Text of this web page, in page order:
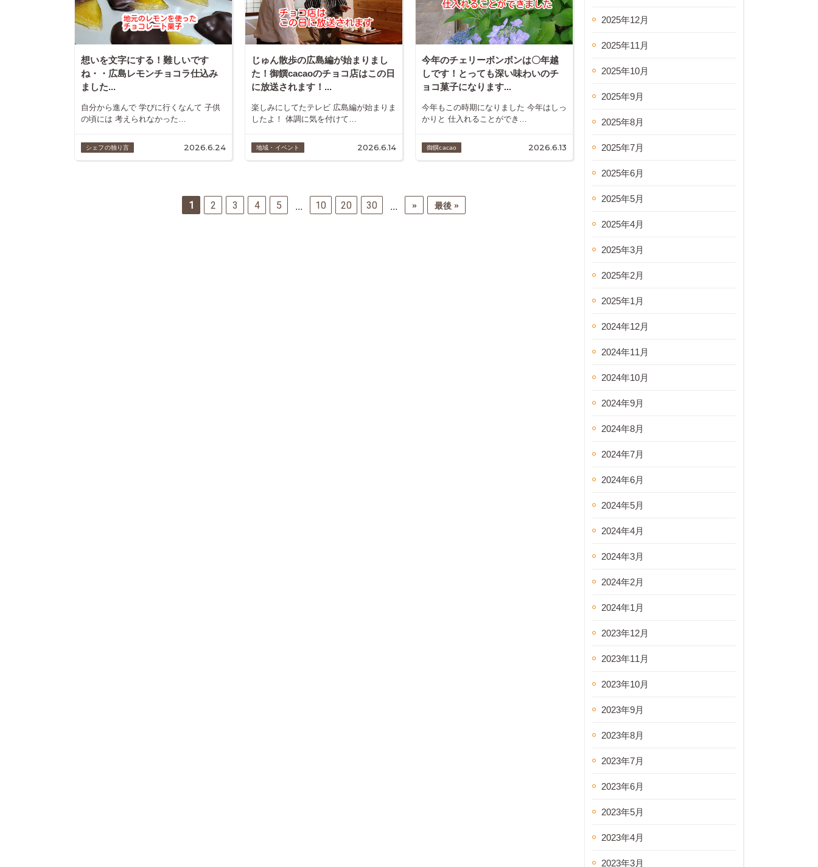
想いを文字にする！難しいです
ね・・広島レモンチョコラ仕込み
ました...
自分から進んで 学びに行くなんて 子供
の頃には 考えられなかった…
シェフの独り言 2026.6.24
じゅん散歩の広島編が始まりまし
た！御饌cacaoのチョコ店はこの日
に放送されます！...
楽しみにしてたテレビ 広島編が始まりま
したよ！ 体調に気を付けて…
地域・イベント 2026.6.14
今年のチェリーボンボンは〇年越
しです！とっても深い味わいのチ
ョコ菓子になります...
今年もこの時期になりました 今年はしっ
かりと 仕入れることができ…
御饌cacao 2026.6.13
1 2 3 4 5 ... 10 20 30 ... » 最後 »
2025年12月
2025年11月
2025年10月
2025年9月
2025年8月
2025年7月
2025年6月
2025年5月
2025年4月
2025年3月
2025年2月
2025年1月
2024年12月
2024年11月
2024年10月
2024年9月
2024年8月
2024年7月
2024年6月
2024年5月
2024年4月
2024年3月
2024年2月
2024年1月
2023年12月
2023年11月
2023年10月
2023年9月
2023年8月
2023年7月
2023年6月
2023年5月
2023年4月
2023年3月